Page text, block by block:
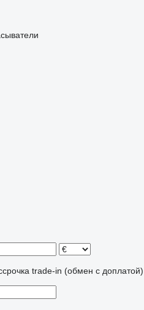
trade-in (обмен с доплатой)